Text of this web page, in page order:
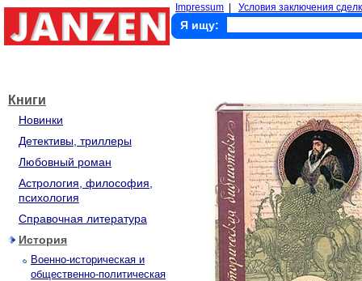
Impressum Условия заключения
Я ищу:
Книги
Новинки
Детективы, триллеры
Любовный роман
Астрология, философия,
психология
Справочная литература
История
Военно-историческая и
общественно-политическая